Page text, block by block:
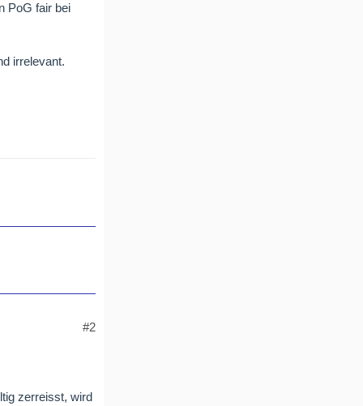
PoG fair bei
irrelevant.
#2
zerreisst, wird